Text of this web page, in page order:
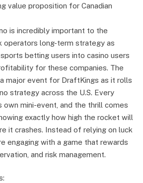
value proposition for Canadian
is incredibly important to the
operators long-term strategy as
betting users into casino users
for these companies. The
major event for DraftKings as it rolls
strategy across the U.S. Every
own mini-event, and the thrill comes
exactly how high the rocket will
it crashes. Instead of relying on luck
engaging with a game that rewards
and risk management.